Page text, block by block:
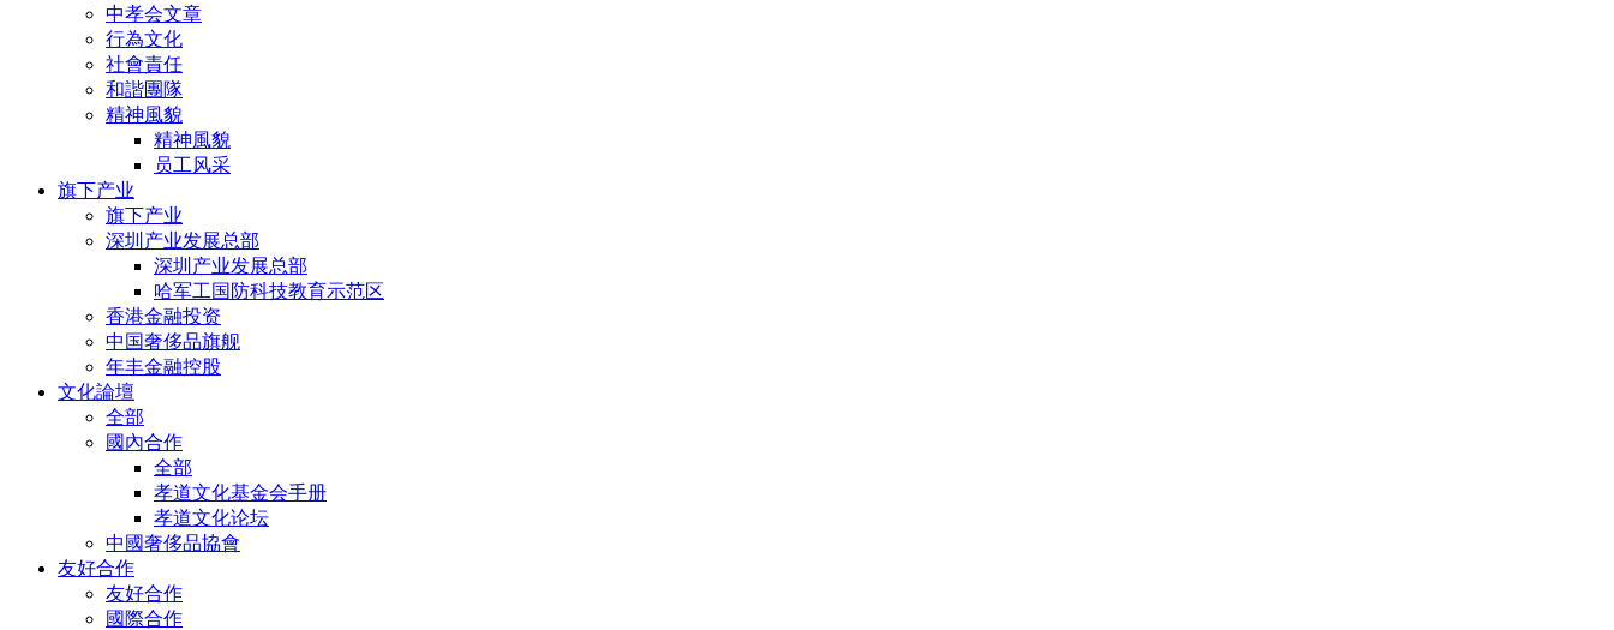
中孝会文章
行為文化
社會責任
和諧團隊
精神風貌
精神風貌
员工风采
旗下产业
旗下产业
深圳产业发展总部
深圳产业发展总部
哈军工国防科技教育示范区
香港金融投资
中国奢侈品旗舰
年丰金融控股
文化論壇
全部
國內合作
全部
孝道文化基金会手册
孝道文化论坛
中國奢侈品協會
友好合作
友好合作
國際合作